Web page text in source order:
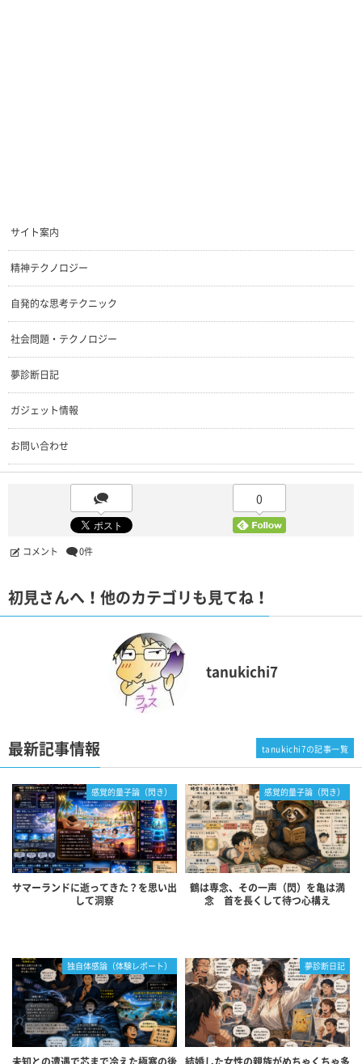
サイト案内
精神テクノロジー
自発的な思考テクニック
社会問題・テクノロジー
夢診断日記
ガジェット情報
お問い合わせ
0
コメント 0件
初見さんへ！他のカテゴリも見てね！
tanukichi7
最新記事情報
感覚的量子論（閃き）
サマーランドに逝ってきた？を思い出
して洞察
感覚的量子論（閃き）
鶴は専念、その一声（閃）を亀は満
念 首を長くして待つ心構え
独自体感論（体験レポート） 夢診断日記
tanukichi7の記事一覧